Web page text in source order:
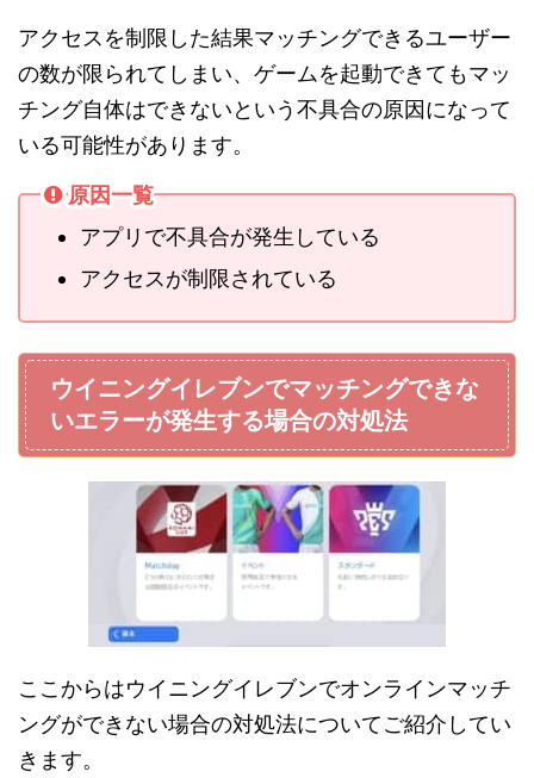
アクセスを制限した結果マッチングできるユーザー
の数が限られてしまい、ゲームを起動できてもマッ
チング自体はできないという不具合の原因になって
いる可能性があります。
原因一覧
アプリで不具合が発生している
アクセスが制限されている
ウイニングイレブンでマッチングできな
いエラーが発生する場合の対処法
ここからはウイニングイレブンでオンラインマッチ
ングができない場合の対処法についてご紹介してい
きます。